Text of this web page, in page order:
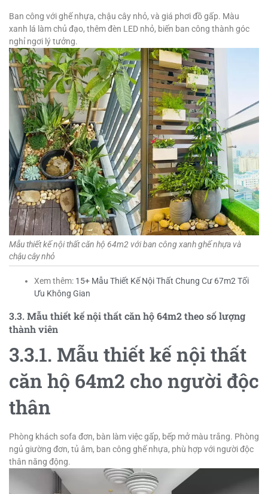
Ban công với ghế nhựa, chậu cây nhỏ, và giá phơi đồ gấp. Màu
xanh lá làm chủ đạo, thêm đèn LED nhỏ, biến ban công thành góc
nghỉ ngơi lý tưởng.
Mẫu thiết kế nội thất căn hộ 64m2 với ban công xanh ghế nhựa và
chậu cây nhỏ
Xem thêm: 15+ Mẫu Thiết Kế Nội Thất Chung Cư 67m2 Tối
Ưu Không Gian
3.3. Mẫu thiết kế nội thất căn hộ 64m2 theo số lượng
thành viên
3.3.1. Mẫu thiết kế nội thất
căn hộ 64m2 cho người độc
thân
Phòng khách sofa đơn, bàn làm việc gấp, bếp mở màu trắng. Phòng
ngủ giường đơn, tủ âm, ban công ghế nhựa, phù hợp với người độc
thân năng động.